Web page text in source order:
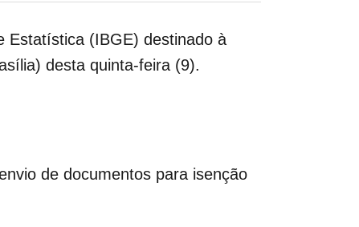
Estatística (IBGE) destinado à
desta quinta-feira (9).
de documentos para isenção